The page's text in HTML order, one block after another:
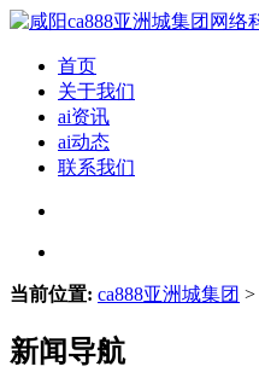
首页
关于我们
ai资讯
ai动态
联系我们
当前位置: ca888亚洲城集团 >
新闻导航